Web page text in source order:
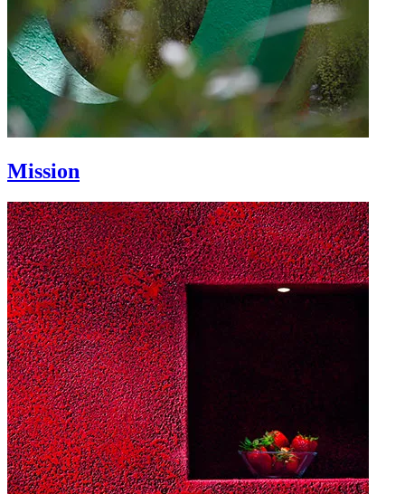
Mission